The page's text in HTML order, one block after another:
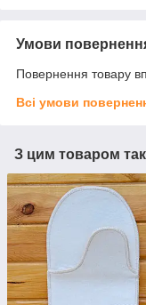
Умови
Повернення товару
Всі умови
З цим товаром